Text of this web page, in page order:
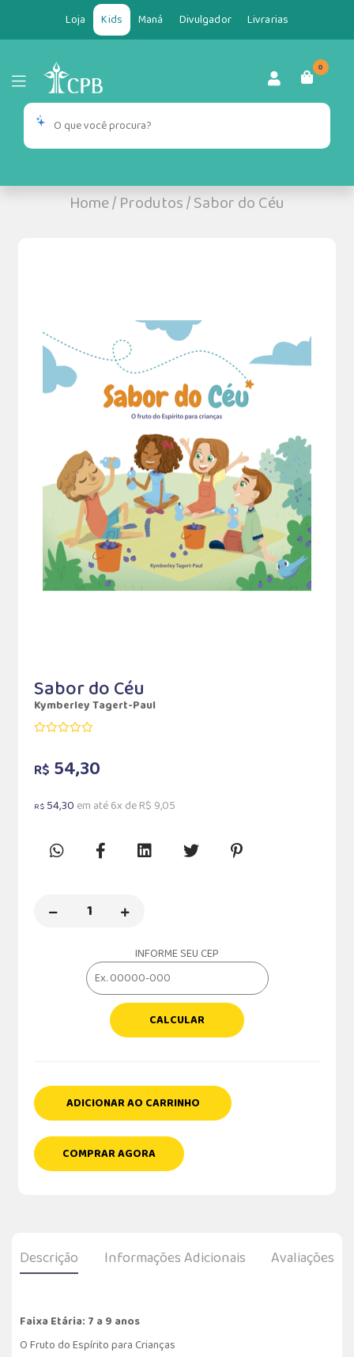
Loja Kids Maná Divulgador Livrarias
0
Home/Produtos/Sabor do Céu
Sabor do Céu
Kymberley Tagert-Paul
R$ 54,30
R$ 54,30 em até 6x de R$ 9,05
INFORME SEU CEP
CALCULAR
ADICIONAR AO CARRINHO
COMPRAR AGORA
Descrição Informações Adicionais Avaliações
Faixa Etária: 7 a 9 anos
O Fruto do Espírito para Crianças